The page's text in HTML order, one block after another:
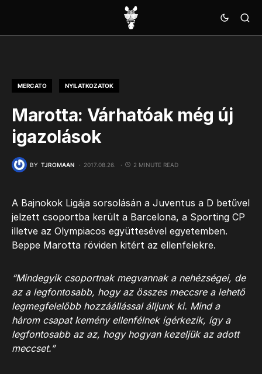
MERCATO NYILATKOZATOK
Marotta: Várhatóak még új
igazolások
BY TJROMAAN 2017.08.26. 2 MINUTE READ
A Bajnokok Ligája sorsolásán a Juventus a D betűvel
jelzett csoportba került a Barcelona, a Sporting CP
illetve az Olympiacos együttesével egyetemben.
Beppe Marotta röviden kitért az ellenfelekre.
“Mindegyik csoportnak megvannak a nehézségei, de
az a legfontosabb, hogy az összes meccsre a lehető
legmegfelelőbb hozzáállással álljunk ki. Mind a
három csapat kemény ellenfélnek ígérkezik, így a
legfontosabb az az, hogy hogyan kezeljük az adott
meccset.”